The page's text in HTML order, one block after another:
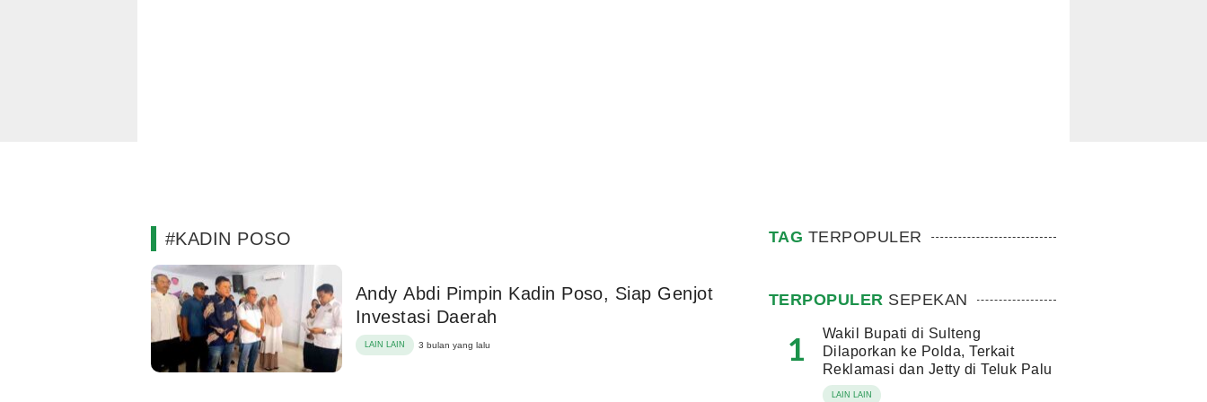
#KADIN POSO
Andy Abdi Pimpin Kadin Poso, Siap Genjot
Investasi Daerah
LAIN LAIN 3 bulan yang lalu
TAG TERPOPULER
TERPOPULER SEPEKAN
1
Wakil Bupati di Sulteng
Dilaporkan ke Polda, Terkait
Reklamasi dan Jetty di Teluk Palu
LAIN LAIN